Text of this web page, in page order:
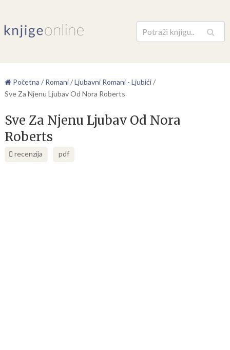
Pretraga
Početna / Romani/Ljubavni Romani - Ljubići/
Sve Za Njenu Ljubav Od Nora Roberts
Sve Za Njenu Ljubav Od Nora
Roberts
recenzija pdf